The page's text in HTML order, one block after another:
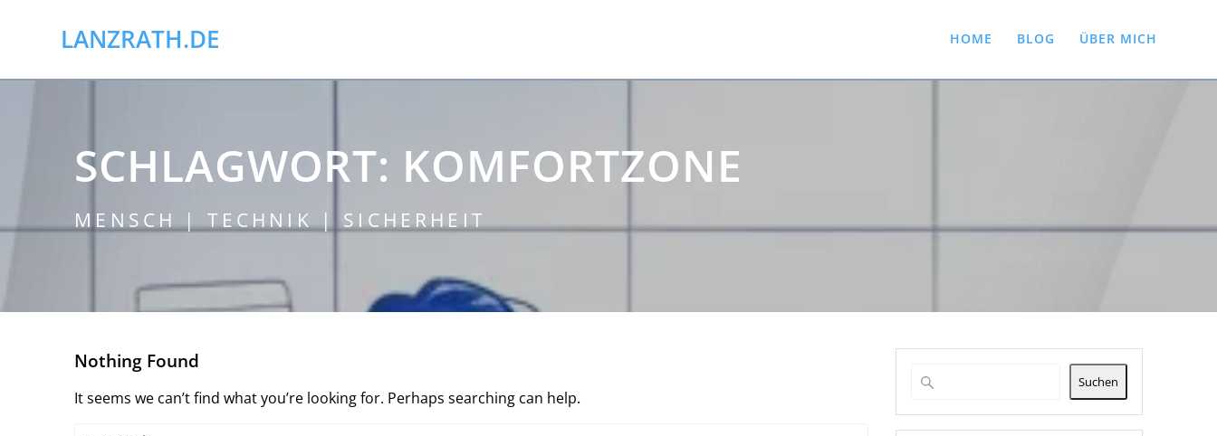
LANZRATH.DE HOME BLOG ÜBER MICH
SCHLAGWORT: KOMFORTZONE
MENSCH | TECHNIK | SICHERHEIT
Nothing Found
It seems we can’t find what you’re looking for. Perhaps searching can help.
Suchen